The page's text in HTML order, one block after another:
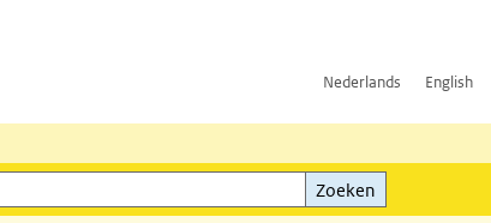
Nederlands English
Zoeken